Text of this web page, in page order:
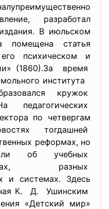
разработал
В июльском
помещена статья
психическом и
(1860).За время
института
кружок
педагогических
по четвергам
тогдашней
реформах, но
об учебных
разных
и системах. Здесь
К. Д. Ушинским
«Детский мир»